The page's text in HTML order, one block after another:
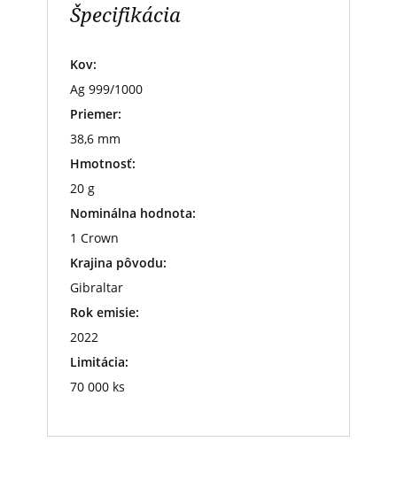
Špecifikácia
Kov:
Ag 999/1000
Priemer:
38,6 mm
Hmotnosť:
20 g
Nominálna hodnota:
1 Crown
Krajina pôvodu:
Gibraltar
Rok emisie:
2022
Limitácia:
70 000 ks